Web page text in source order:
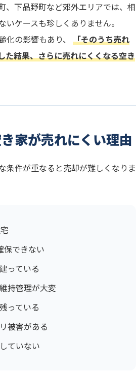
、下品野町など郊外エリアでは、相
ケースも珍しくありません。
化の影響もあり、 「そのうち売れ
た結果、さらに売れにくくなる空き
家が売れにくい理由
条件が重なると売却が難しくなりま
保できない
っている
持管理が大変
っている
被害がある
ていない